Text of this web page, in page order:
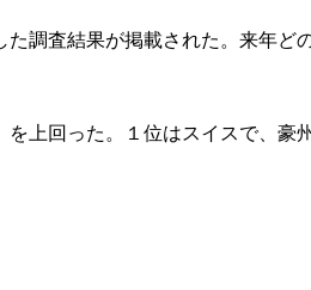
調査結果が掲載された。来年ど
上回った。１位はスイスで、豪